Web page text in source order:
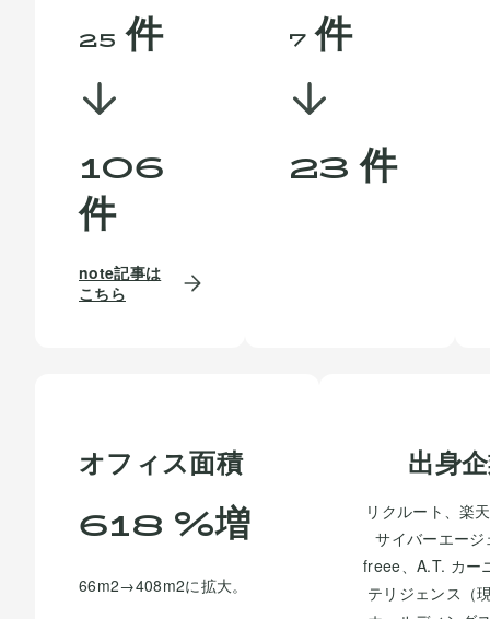
25 件
106
件
note記事は
こちら
7 件
23 件
オフィス面積
618 %増
66m2→408m2に拡大。
出身
リクルート、楽
サイバーエージ
freee、A.T. カー
テリジェンス（